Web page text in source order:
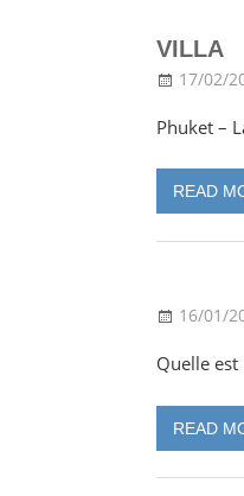
VILLA
17/02/
Phuket –
READ
16/01/
Quelle
READ